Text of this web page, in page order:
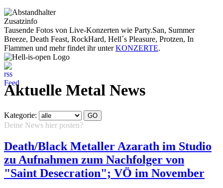
Zusatzinfo
Tausende Fotos von Live-Konzerten wie Party.San, Summer
Breeze, Death Feast, RockHard, Hell´s Pleasure, Protzen, In
Flammen und mehr findet ihr unterKONZERTE.
Aktuelle Metal News
Kategorie:
Deine News hier posten?
Death/Black Metaller Azarath im Studio
zu Aufnahmen zum Nachfolger von
"Saint Desecration"; VÖ im November